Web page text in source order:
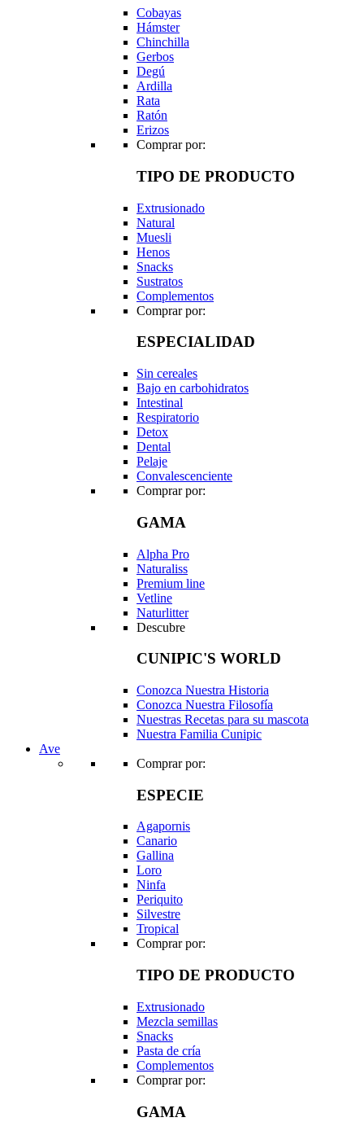
Cobayas
Hámster
Chinchilla
Gerbos
Degú
Ardilla
Rata
Ratón
Erizos
Comprar por:
TIPO DE PRODUCTO
Extrusionado
Natural
Muesli
Henos
Snacks
Sustratos
Complementos
Comprar por:
ESPECIALIDAD
Sin cereales
Bajo en carbohidratos
Intestinal
Respiratorio
Detox
Dental
Pelaje
Convalescenciente
Comprar por:
GAMA
Alpha Pro
Naturaliss
Premium line
Vetline
Naturlitter
Descubre
CUNIPIC'S WORLD
Conozca Nuestra Historia
Conozca Nuestra Filosofía
Nuestras Recetas para su mascota
Nuestra Familia Cunipic
Ave
Comprar por:
ESPECIE
Agapornis
Canario
Gallina
Loro
Ninfa
Periquito
Silvestre
Tropical
Comprar por:
TIPO DE PRODUCTO
Extrusionado
Mezcla semillas
Snacks
Pasta de cría
Complementos
Comprar por:
GAMA